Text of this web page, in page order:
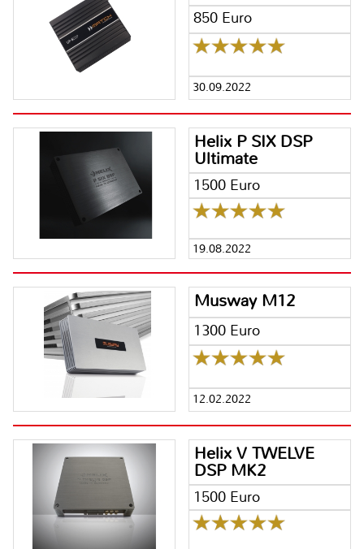
850 Euro
30.09.2022
Helix P SIX DSP
Ultimate
1500 Euro
19.08.2022
Musway M12
1300 Euro
12.02.2022
Helix V TWELVE
DSP MK2
1500 Euro